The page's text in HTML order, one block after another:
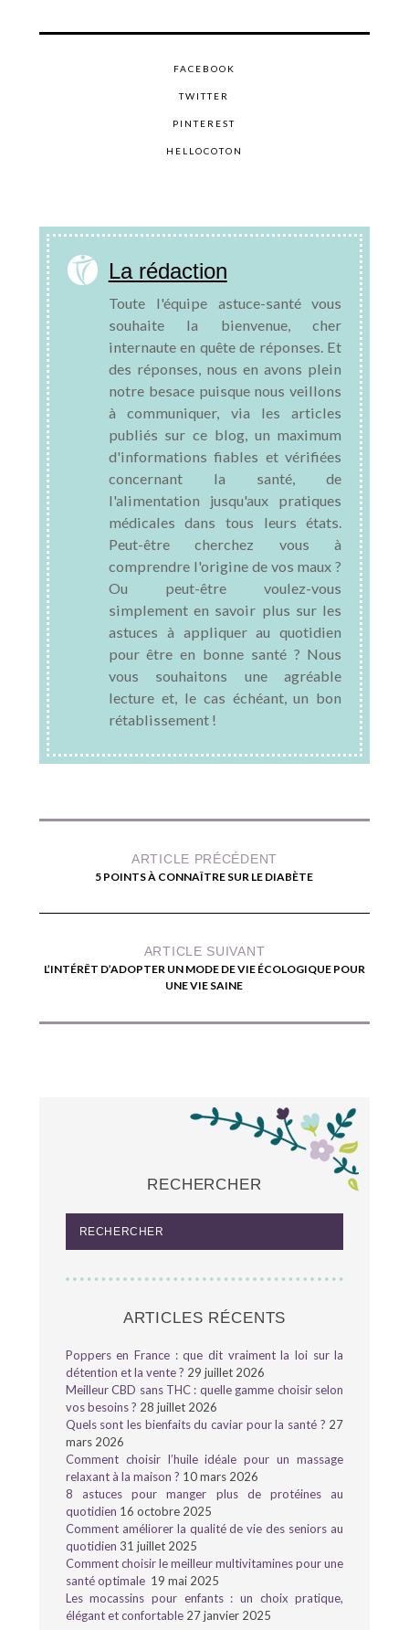
FACEBOOK
TWITTER
PINTEREST
HELLOCOTON
La rédaction
Toute l'équipe astuce-santé vous
souhaite la bienvenue, cher
internaute en quête de réponses. Et
des réponses, nous en avons plein
notre besace puisque nous veillons
à communiquer, via les articles
publiés sur ce blog, un maximum
d'informations fiables et vérifiées
concernant la santé, de
l'alimentation jusqu'aux pratiques
médicales dans tous leurs états.
Peut-être cherchez vous à
comprendre l'origine de vos maux ?
Ou peut-être voulez-vous
simplement en savoir plus sur les
astuces à appliquer au quotidien
pour être en bonne santé ? Nous
vous souhaitons une agréable
lecture et, le cas échéant, un bon
rétablissement !
ARTICLE PRÉCÉDENT
5 POINTS À CONNAÎTRE SUR LE DIABÈTE
ARTICLE SUIVANT
L’INTÉRÊT D’ADOPTER UN MODE DE VIE ÉCOLOGIQUE POUR
UNE VIE SAINE
RECHERCHER
ARTICLES RÉCENTS
Poppers en France : que dit vraiment la loi sur la
détention et la vente ? 29 juillet 2026
Meilleur CBD sans THC : quelle gamme choisir selon
vos besoins ? 28 juillet 2026
Quels sont les bienfaits du caviar pour la santé ? 27
mars 2026
Comment choisir l’huile idéale pour un massage
relaxant à la maison ? 10 mars 2026
8 astuces pour manger plus de protéines au
quotidien 16 octobre 2025
Comment améliorer la qualité de vie des seniors au
quotidien 31 juillet 2025
Comment choisir le meilleur multivitamines pour une
santé optimale 19 mai 2025
Les mocassins pour enfants : un choix pratique,
élégant et confortable 27 janvier 2025